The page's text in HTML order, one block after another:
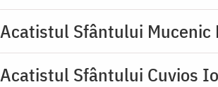
Acatistul Sfântului Mucenic
Acatistul Sfântului Cuvios